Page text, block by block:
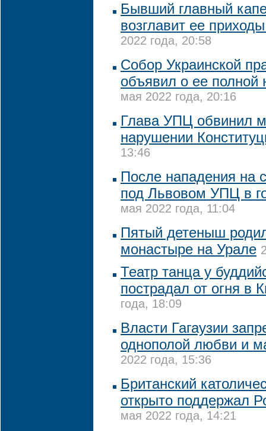
Бывший главный
возглавит ее
2022 года, 20:58
Собор Украинской
объявил о ее полной
мая 2022 года, 20:16
Глава УПЦ обвинил
нарушении
13:46
После нападения на
под Львовом УПЦ в
мая 2022 года, 11:04
Пятый детеныш
монастыре на Урале
Театр танца у
пострадал от огня в
года, 18:09
Власти Гагаузии
однополой любви и
2022 года, 15:36
Британский
открыто поддержал
мая 2022 года, 14:21